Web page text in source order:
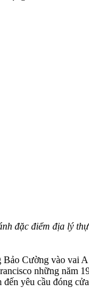
đặc điểm địa lý
Cường vào vai
những năm
yêu cầu đóng